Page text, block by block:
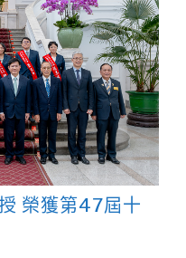
榮獲第47屆十